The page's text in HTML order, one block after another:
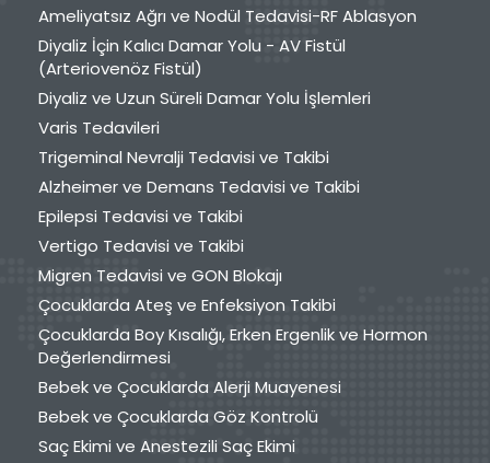
Ameliyatsız Ağrı ve Nodül Tedavisi-RF Ablasyon
Diyaliz İçin Kalıcı Damar Yolu - AV Fistül
(Arteriovenöz Fistül)
Diyaliz ve Uzun Süreli Damar Yolu İşlemleri
Varis Tedavileri
Trigeminal Nevralji Tedavisi ve Takibi
Alzheimer ve Demans Tedavisi ve Takibi
Epilepsi Tedavisi ve Takibi
Vertigo Tedavisi ve Takibi
Migren Tedavisi ve GON Blokajı
Çocuklarda Ateş ve Enfeksiyon Takibi
Çocuklarda Boy Kısalığı, Erken Ergenlik ve Hormon
Değerlendirmesi
Bebek ve Çocuklarda Alerji Muayenesi
Bebek ve Çocuklarda Göz Kontrolü
Saç Ekimi ve Anestezili Saç Ekimi